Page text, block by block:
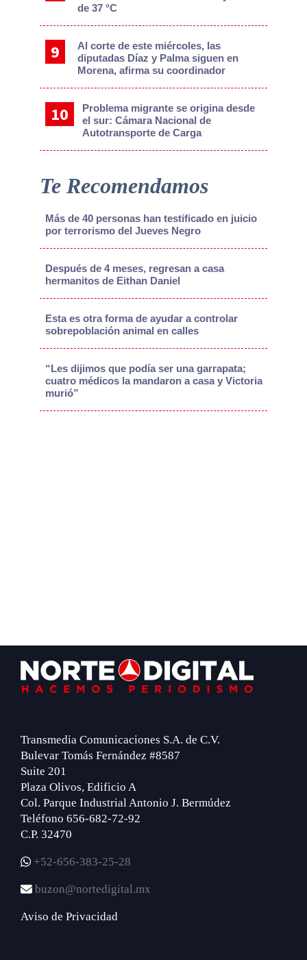
de 37 °C
Al corte de este miércoles, las
diputadas Díaz y Palma siguen en
Morena, afirma su coordinador
Problema migrante se origina desde
el sur: Cámara Nacional de
Autotransporte de Carga
Te Recomendamos
Más de 40 personas han testificado en juicio
por terrorismo del Jueves Negro
Después de 4 meses, regresan a casa
hermanitos de Eithan Daniel
Esta es otra forma de ayudar a controlar
sobrepoblación animal en calles
“Les dijimos que podía ser una garrapata;
cuatro médicos la mandaron a casa y Victoria
murió”
Footer
Transmedia Comunicaciones S.A. de C.V.
Bulevar Tomás Fernández #8587
Suite 201
Plaza Olivos, Edificio A
Col. Parque Industrial Antonio J. Bermúdez
Teléfono 656-682-72-92
C.P. 32470
+52-656-383-25-28
buzon@nortedigital.mx
Aviso de Privacidad